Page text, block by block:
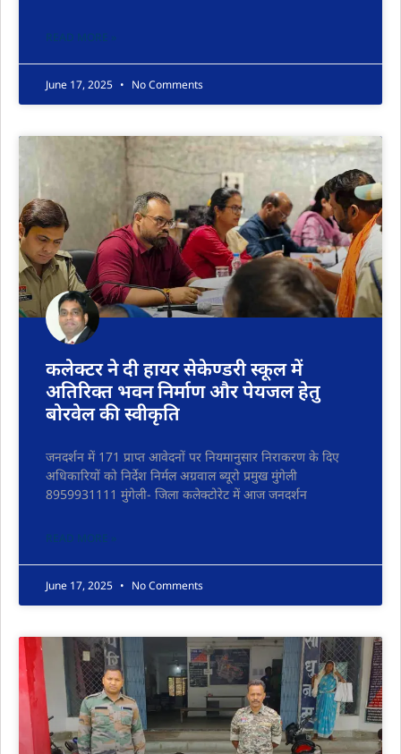
READ MORE »
June 17, 2025 No Comments
कलेक्टर ने दी हायर सेकेण्डरी स्कूल में
अतिरिक्त भवन निर्माण और पेयजल हेतु
बोरवेल की स्वीकृति
जनदर्शन में 171 प्राप्त आवेदनों पर नियमानुसार निराकरण के दिए
अधिकारियों को निर्देश निर्मल अग्रवाल ब्यूरो प्रमुख मुंगेली
8959931111 मुंगेली- जिला कलेक्टोरेट में आज जनदर्शन
READ MORE »
June 17, 2025 No Comments